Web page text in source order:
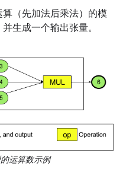
（先加法后乘法）的模
生成一个输出张量。
运算数示例